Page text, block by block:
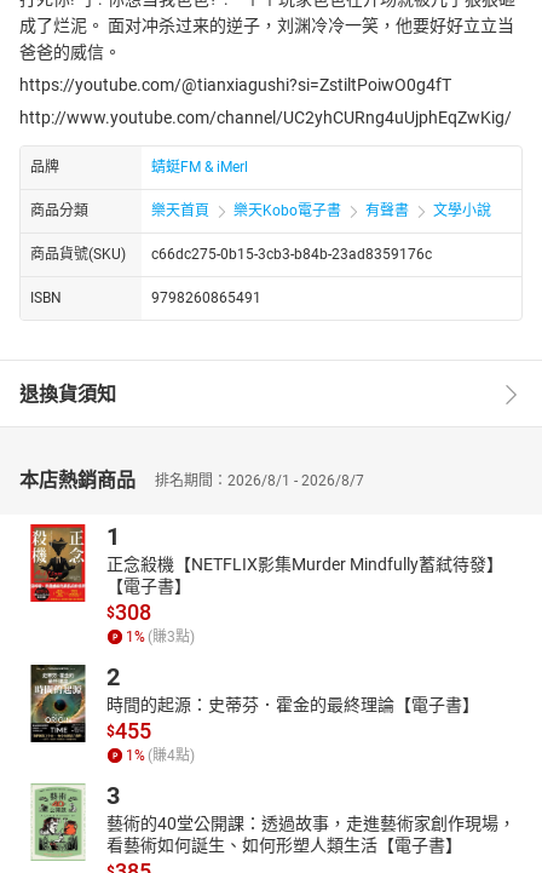
成了烂泥。 面对冲杀过来的逆子，刘渊冷冷一笑，他要好好立立当
爸爸的威信。
https://youtube.com/@tianxiagushi?si=ZstiltPoiwO0g4fT
http://www.youtube.com/channel/UC2yhCURng4uUjphEqZwKig/
品牌 蜻蜓FM & iMerl
商品分類 樂天首頁 樂天Kobo電子書 有聲書 文學小說
商品貨號(SKU) c66dc275-0b15-3cb3-b84b-23ad8359176c
ISBN 9798260865491
退換貨須知
本店熱銷商品 排名期間：2026/8/1 - 2026/8/7
1
正念殺機【NETFLIX影集Murder Mindfully蓄弒待發】
【電子書】
$308
1 % (賺3點)
2
時間的起源：史蒂芬．霍金的最終理論【電子書】
$455
1 % (賺4點)
3
藝術的40堂公開課：透過故事，走進藝術家創作現場，
看藝術如何誕生、如何形塑人類生活【電子書】